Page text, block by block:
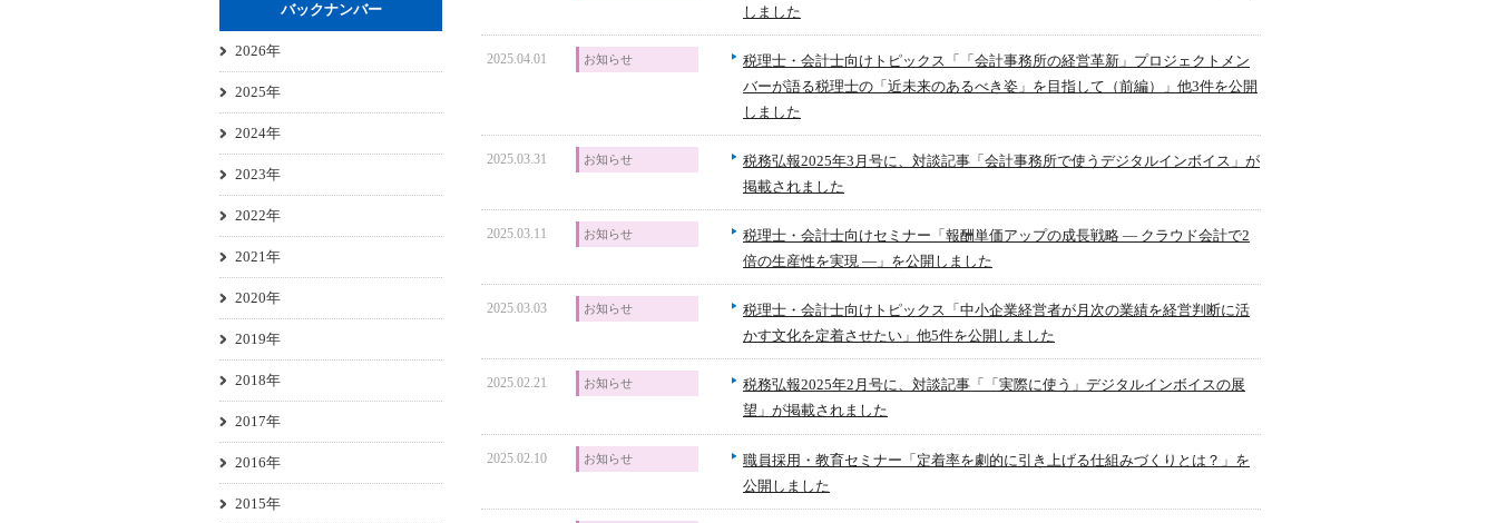
しました
2025.04.01 お知らせ
税理士・会計士向けトピックス「「会計事務所の経営革新」プロジェクトメン
バーが語る税理士の「近未来のあるべき姿」を目指して（前編）」他3件を公開
しました
2025.03.31 お知らせ
税務弘報2025年3月号に、対談記事「会計事務所で使うデジタルインボイス」が
掲載されました
2025.03.11 お知らせ
税理士・会計士向けセミナー「報酬単価アップの成長戦略 ― クラウド会計で2
倍の生産性を実現 ―」を公開しました
2025.03.03 お知らせ
税理士・会計士向けトピックス「中小企業経営者が月次の業績を経営判断に活
かす文化を定着させたい」他5件を公開しました
2025.02.21 お知らせ
税務弘報2025年2月号に、対談記事「「実際に使う」デジタルインボイスの展
望」が掲載されました
2025.02.10 お知らせ
職員採用・教育セミナー「定着率を劇的に引き上げる仕組みづくりとは？」を
公開しました
バックナンバー
2026年
2025年
2024年
2023年
2022年
2021年
2020年
2019年
2018年
2017年
2016年
2015年